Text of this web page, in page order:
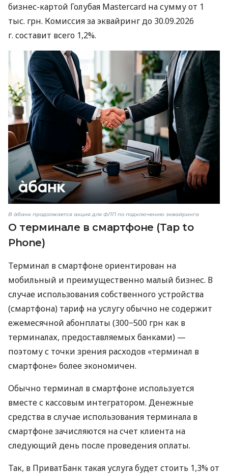
бизнес-картой Голубая Mastercard на сумму от 1
тыс. грн. Комиссия за эквайринг до 30.09.2026
г. составит всего 1,2%.
В àбанк продолжается акция для ФЛП по подключению эквайринга
О терминале в смартфоне (Tap to
Phone)
Терминал в смартфоне ориентирован на
мобильный и преимущественно малый бизнес. В
случае использования собственного устройства
(смартфона) тариф на услугу обычно не содержит
ежемесячной абонплаты (300−500 грн как в
терминалах, предоставляемых банками) —
поэтому с точки зрения расходов «терминал в
смартфоне» более экономичен.
Обычно терминал в смартфоне используется
вместе с кассовым интегратором. Денежные
средства в случае использования терминала в
смартфоне зачисляются на счет клиента на
следующий день после проведения оплаты.
Так, в ПриватБанк такая услуга будет стоить 1,3% от